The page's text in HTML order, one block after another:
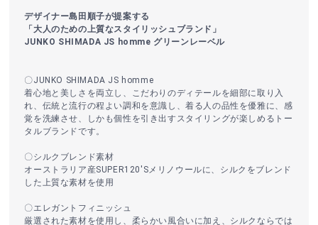
デザイナー島田順子が提案する
「大人のための上質なスタイリッシュブランド」
JUNKO SHIMADA JS homme グリーンレーベル
〇JUNKO SHIMADA JS homme
着心地と美しさを両立し、こだわりのディテールを細部に取り入
れ、伝統と流行の程よい調和を意識し、着る人の品性を優雅に、感
覚を洗練させ、しかも個性を引き出すスタイリングが楽しめるトー
タルブランドです。
〇シルクブレンド素材
オーストラリア産SUPER120'Sメリノウールに、シルクをブレンド
した上質な素材を使用
〇エレガントフィニッシュ
厳選された素材を使用し、柔らかい風合いに加え、シルクならでは